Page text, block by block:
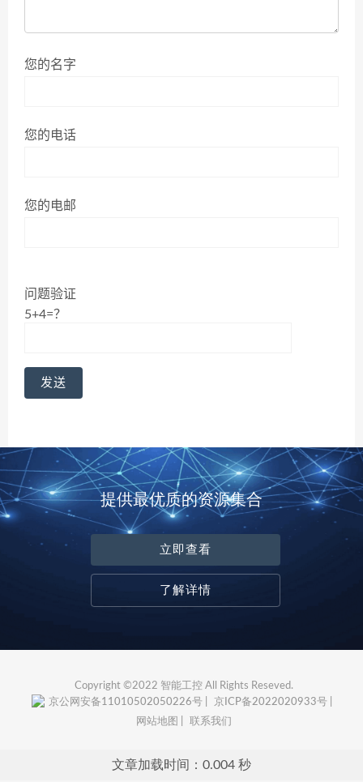
您的名字
您的电话
您的电邮
问题验证
5+4=？
提供最优质的资源集合
立即查看
了解详情
Copyright ©2022 智能工控 All Rights Reseved.
京公网安备11010502050226号 |
京ICP备2022020933号 |
网站地图 |
联系我们
文章加载时间：0.004 秒